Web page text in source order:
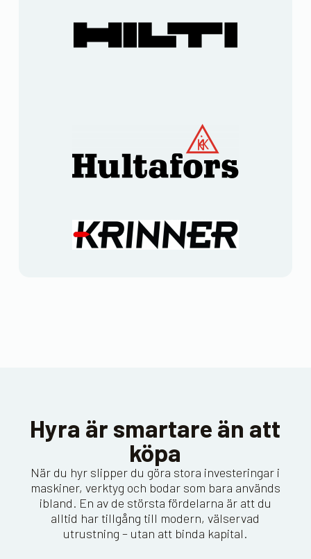
Hyra är smartare än att
köpa
När du hyr slipper du göra stora investeringar i
maskiner, verktyg och bodar som bara används
ibland. En av de största fördelarna är att du
alltid har tillgång till modern, välservad
utrustning – utan att binda kapital.